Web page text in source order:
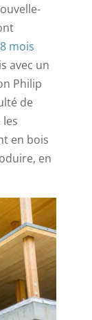
mois
avec un
Philip
de
les
en bois
en